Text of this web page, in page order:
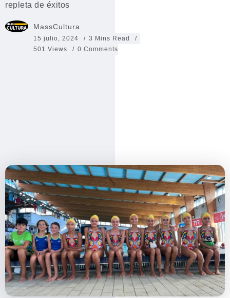
repleta de éxitos
MassCultura
15 julio, 2024
3 Mins Read
501 Views
0 Comments